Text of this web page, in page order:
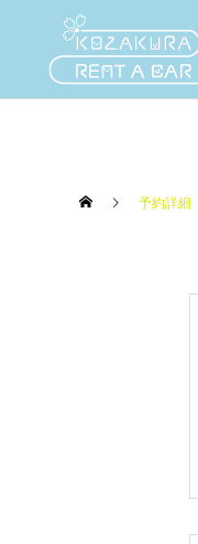
予約詳細